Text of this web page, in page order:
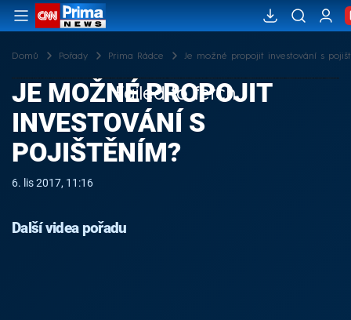
Domů Pořady Prima Rádce Je možné propojit investování s
Failed to fetch
JE MOŽNÉ PROPOJIT
INVESTOVÁNÍ S
POJIŠTĚNÍM?
6. lis 2017, 11:16
Další videa pořadu